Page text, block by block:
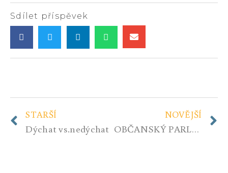
Sdílet příspěvek
STARŠÍ
Dýchat vs.nedýchat
NOVĚJŠÍ
OBČANSKÝ PARLAMENT MÁ STATUT NEJVYŠŠÍHO ORGÁNU V ČESKÉ REPUBLICE.